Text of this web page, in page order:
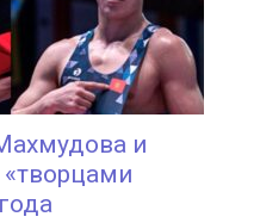
Кыргызстана
и